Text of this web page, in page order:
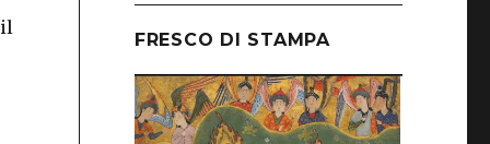
FRESCO DI STAMPA